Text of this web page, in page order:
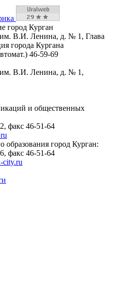
город Курган
им. В.И. Ленина, д. № 1, Глава
города Кургана
46-59-69
им. В.И. Ленина, д. № 1,
и общественных
факс 46-51-64
образования город Курган:
факс 46-51-64
city.ru